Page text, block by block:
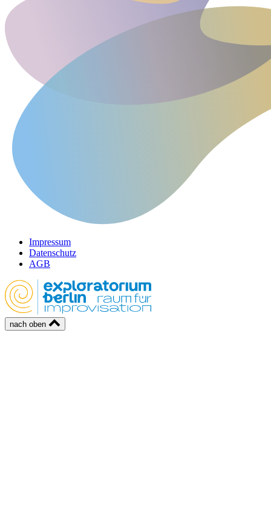
Impressum
Datenschutz
AGB
nach oben